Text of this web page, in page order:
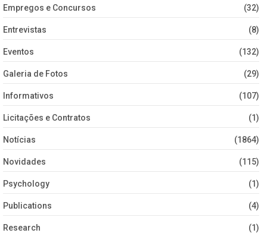
Empregos e Concursos (32)
Entrevistas (8)
Eventos (132)
Galeria de Fotos (29)
Informativos (107)
Licitações e Contratos (1)
Notícias (1864)
Novidades (115)
Psychology (1)
Publications (4)
Research (1)